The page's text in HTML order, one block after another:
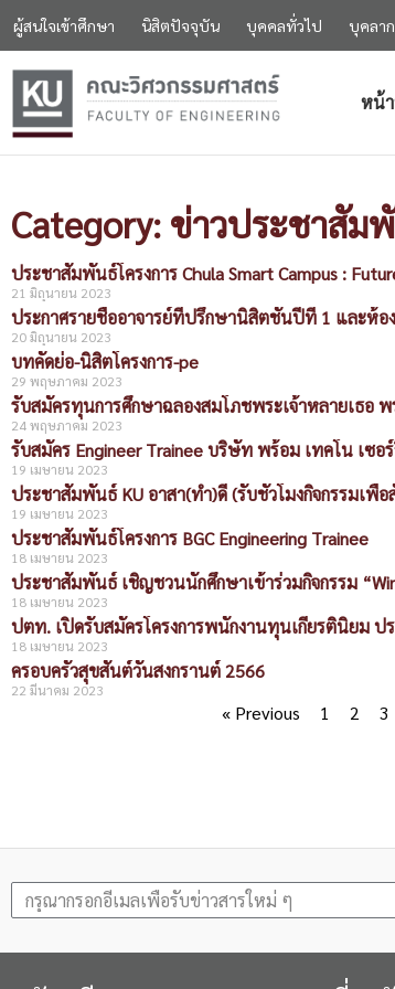
ผู้สนใจเข้าศึกษา นิสิตปัจจุบัน บุคคลทั่วไป บุคลา
หน้
Category: ข่าวประชาสัม
ประชาสัมพันธ์โครงการ Chula Smart Campus :
21 มิถุนายน 2023
ประกาศรายชื่ออาจารย์ที่ปรึกษานิสิตชั้นปีที่ 1 และห้
20 มิถุนายน 2023
บทคัดย่อ-นิสิตโครงการ-pe
29 พฤษภาคม 2023
รับสมัครทุนการศึกษาฉลองสมโภชพระเจ้าหลายเธอ พ
24 พฤษภาคม 2023
รับสมัคร Engineer Trainee บริษัท พร้อม เทคโน เซอ
19 เมษายน 2023
ประชาสัมพันธ์ KU อาสา(ทำ)ดี (รับชั่วโมงกิจกรรมเพื่อ
19 เมษายน 2023
ประชาสัมพันธ์โครงการ BGC Engineering Trainee
18 เมษายน 2023
ประชาสัมพันธ์ เชิญชวนนักศึกษาเข้าร่วมกิจกรรม
18 เมษายน 2023
ปตท. เปิดรับสมัครโครงการพนักงานทุนเกียรตินิยม ป
18 เมษายน 2023
ครอบครัวสุขสันต์วันสงกรานต์ 2566
22 มีนาคม 2023
« Previous 1 2 3